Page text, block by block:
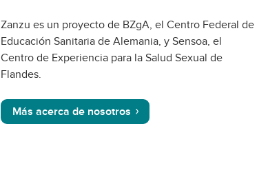
Zanzu es un proyecto de BZgA, el Centro Federal de
Educación Sanitaria de Alemania, y Sensoa, el
Centro de Experiencia para la Salud Sexual de
Flandes.
Más acerca de nosotros